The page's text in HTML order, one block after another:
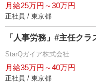
月給25万円～30万円
正社員 / 東京都
「人事労務」#主任ク
StarQガイア株式会社
月給35万円～40万円
正社員 / 東京都